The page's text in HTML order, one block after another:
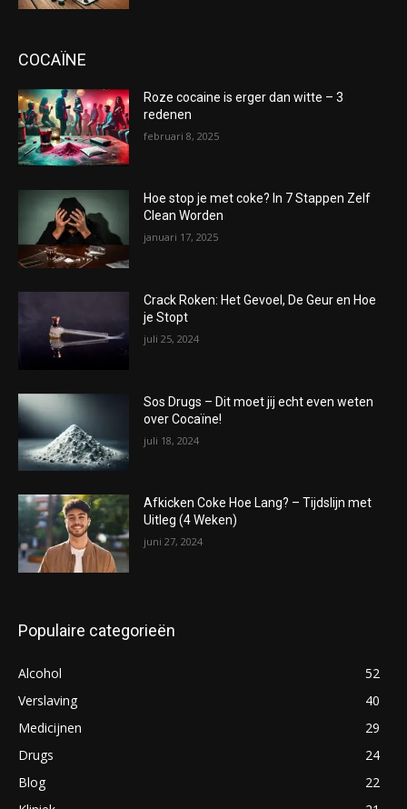
COCAÏNE
Roze cocaine is erger dan witte – 3
redenen
februari 8, 2025
Hoe stop je met coke? In 7 Stappen Zelf
Clean Worden
januari 17, 2025
Crack Roken: Het Gevoel, De Geur en Hoe
je Stopt
juli 25, 2024
Sos Drugs – Dit moet jij echt even weten
over Cocaïne!
juli 18, 2024
Afkicken Coke Hoe Lang? – Tijdslijn met
Uitleg (4 Weken)
juni 27, 2024
Populaire categorieën
Alcohol
52
Verslaving
40
Medicijnen
29
Drugs
24
Blog
22